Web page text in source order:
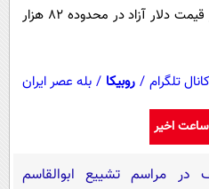
گوناگون
حوادث
پیامک
آشپزی
113 درصدی داشته است. آن روز قیمت دلار آزاد در محدوده 82 هزار
تلگرام / روبیکا / بله عصر ایران
اخیر
مراسم تشییع ابوالقاسم